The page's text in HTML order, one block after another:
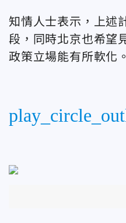
知情人士表示，上述
段，同時北京也希望
政策立場能有所軟化。